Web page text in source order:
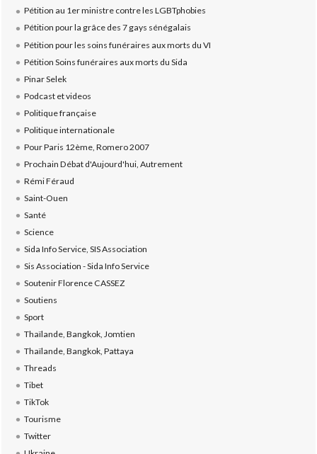
Pétition au 1er ministre contre les LGBTphobies
Pétition pour la grâce des 7 gays sénégalais
Pétition pour les soins funéraires aux morts du VI
Pétition Soins funéraires aux morts du Sida
Pinar Selek
Podcast et videos
Politique française
Politique internationale
Pour Paris 12ème, Romero 2007
Prochain Débat d'Aujourd'hui, Autrement
Rémi Féraud
Saint-Ouen
Santé
Science
Sida Info Service, SIS Association
Sis Association - Sida Info Service
Soutenir Florence CASSEZ
Soutiens
Sport
Thaïlande, Bangkok, Jomtien
Thaïlande, Bangkok, Pattaya
Threads
Tibet
TikTok
Tourisme
Twitter